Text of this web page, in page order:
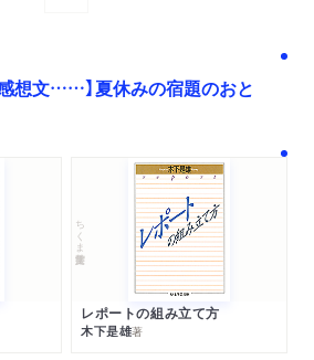
想文……】夏休みの宿題のおと
ちくま学芸文庫
レポートの組み立て方
木下是雄著